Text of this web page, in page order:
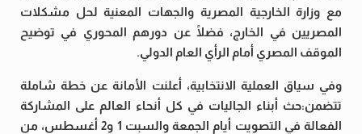
مع وزارة الخارجية المصرية والجهات المعنية لحل مشكلات
المصريين في الخارج، فضلًا عن دورهم المحوري في توضيح
الموقف المصري أمام الرأي العام الدولي.
وفي سياق العملية الانتخابية، أعلنت الأمانة عن خطة شاملة
تتضمن:حث أبناء الجاليات في كل أنحاء العالم على المشاركة
الفعالة في التصويت أيام الجمعة والسبت 1 و2 أغسطس، من